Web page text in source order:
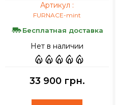
Артикул :
FURNACE-mint
Бесплатная доставка
Нет в наличии
33 900 грн.